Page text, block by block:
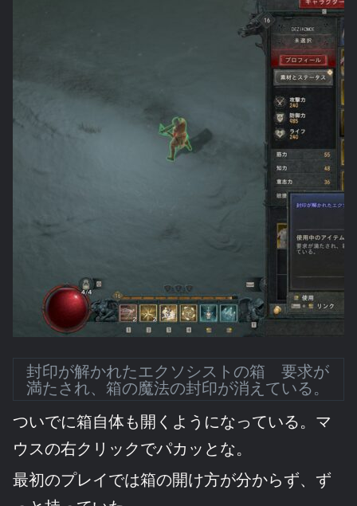
封印が解かれたエクソシストの箱 要求が
満たされ、箱の魔法の封印が消えている。
ついでに箱自体も開くようになっている。マ
ウスの右クリックでパカッとな。
最初のプレイでは箱の開け方が分からず、ず